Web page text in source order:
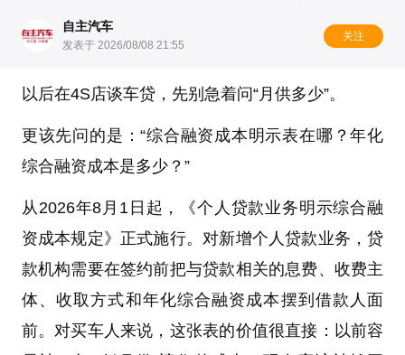
自主汽车
发表于 2026/08/08 21:55
关注
以后在4S店谈车贷，先别急着问“月供多少”。
更该先问的是：“综合融资成本明示表在哪？年化
综合融资成本是多少？”
从2026年8月1日起，《个人贷款业务明示综合融
资成本规定》正式施行。对新增个人贷款业务，贷
款机构需要在签约前把与贷款相关的息费、收费主
体、收取方式和年化综合融资成本摆到借款人面
前。对买车人来说，这张表的价值很直接：以前容